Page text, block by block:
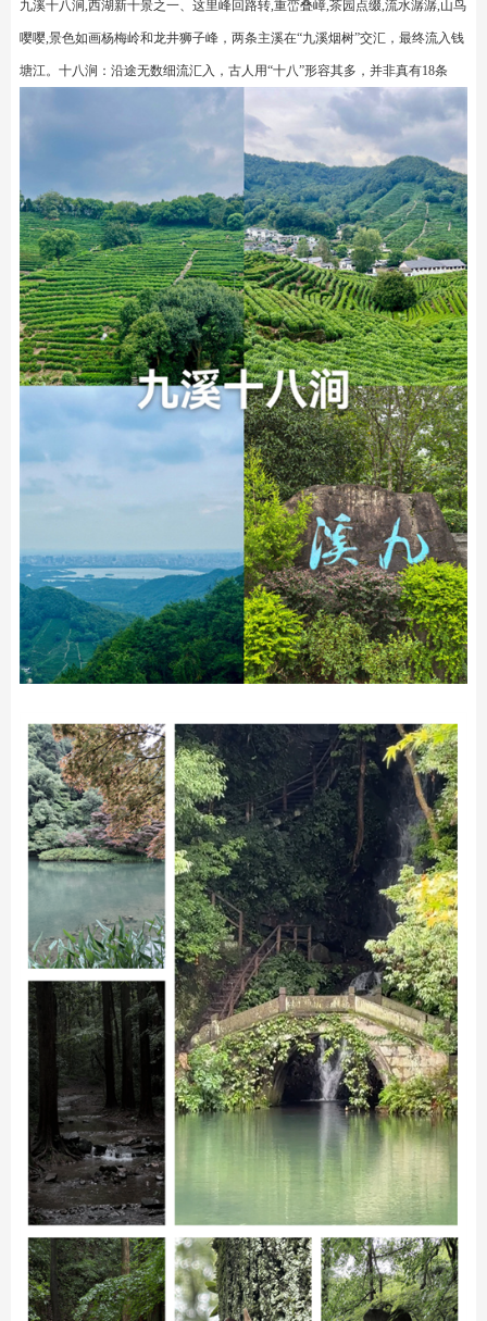
九溪十八涧,西湖新十景之一、这里峰回路转,重峦叠嶂,茶园点缀,流水潺潺,山鸟
嘤嘤,景色如画杨梅岭和龙井狮子峰，两条主溪在“九溪烟树”交汇，最终流入钱
塘江。十八涧：沿途无数细流汇入，古人用“十八”形容其多，并非真有18条